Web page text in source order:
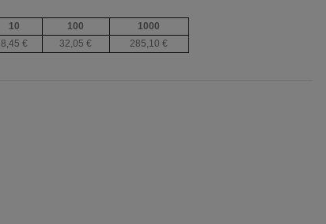
10 100 1000
8,45 € 32,05 € 285,10 €